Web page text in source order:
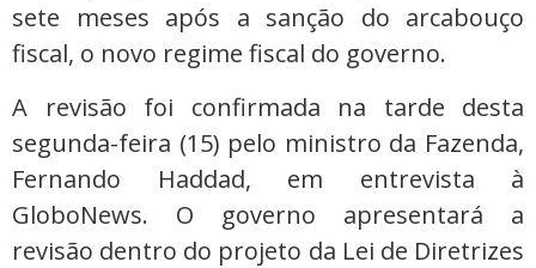
sete meses após a sanção do arcabouço
fiscal, o novo regime fiscal do governo.
A revisão foi confirmada na tarde desta
segunda-feira (15) pelo ministro da Fazenda,
Fernando Haddad, em entrevista à
GloboNews. O governo apresentará a
revisão dentro do projeto da Lei de Diretrizes